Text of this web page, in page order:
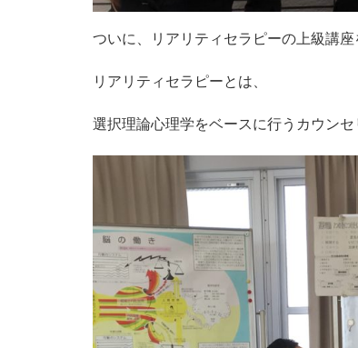
ついに、リアリティセラピーの上級講
リアリティセラピーとは、
選択理論心理学をベースに行うカウンセ